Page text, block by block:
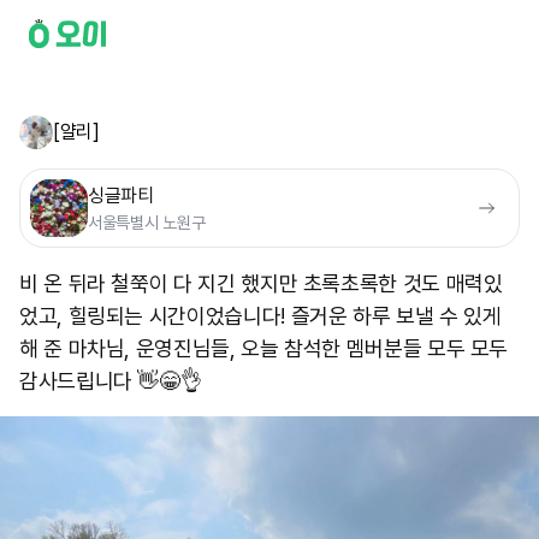
[얄리]
싱글파티
서울특별시 노원구
비 온 뒤라 철쭉이 다 지긴 했지만 초록초록한 것도 매력있
었고, 힐링되는 시간이었습니다! 즐거운 하루 보낼 수 있게
해 준 마차님, 운영진님들, 오늘 참석한 멤버분들 모두 모두
감사드립니다 👋😁👌